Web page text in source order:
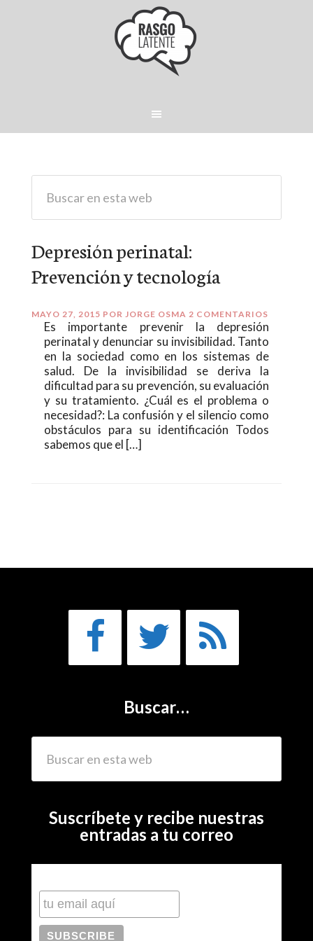
Depresión perinatal:
Prevención y tecnología
MAYO 27, 2015 POR JORGE OSMA 2 COMENTARIOS
Es importante prevenir la depresión
perinatal y denunciar su invisibilidad. Tanto
en la sociedad como en los sistemas de
salud. De la invisibilidad se deriva la
dificultad para su prevención, su evaluación
y su tratamiento. ¿Cuál es el problema o
necesidad?: La confusión y el silencio como
obstáculos para su identificación Todos
sabemos que el […]
Buscar…
Suscríbete y recibe nuestras
entradas a tu correo